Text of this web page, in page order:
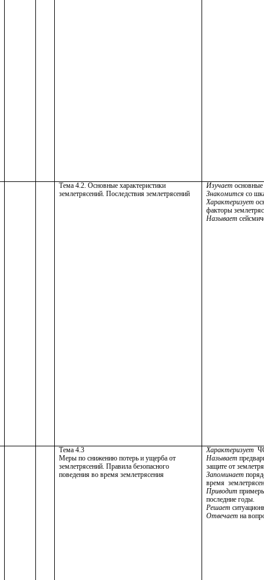
Тема 4.2. Основные характеристики
землетрясений. Последствия землетрясений
Изучает основные
Знакомится со
Характеризует
факторы
Называет
Тема 4.3
Меры по снижению потерь и ущерба от
землетрясений. Правила безопасного
поведения во время землетрясения
Характеризует
Называет
защите от
Запоминает
время
Приводит
последние годы.
Решает
Отвечает на